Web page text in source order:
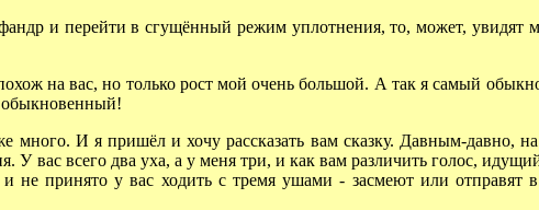
и перейти в сгущённый режим уплотнения, то, может, увидят
на вас, но только рост мой очень большой. А так я самый
обыкновенный!
много. И я пришёл и хочу рассказать вам сказку. Давным-давно,
У вас всего два уха, а у меня три, и как вам различить голос,
принято у вас ходить с тремя ушами - засмеют или отправят в